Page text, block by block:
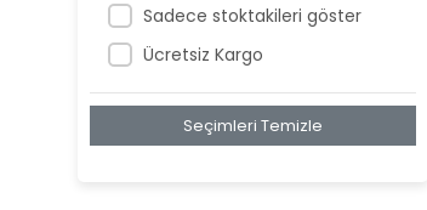
Belan
Belay
Birta
Sadece stoktakileri göster
Ücretsiz Kargo
Seçimleri Temizle